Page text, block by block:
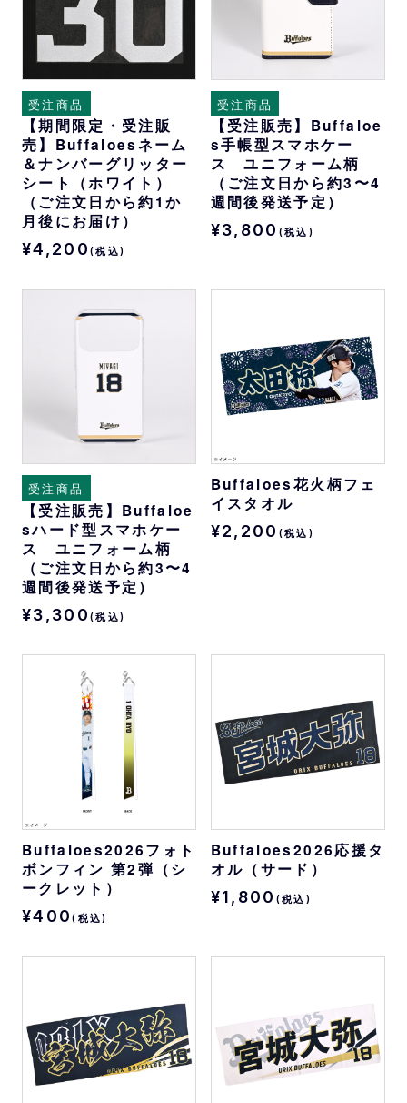
受注商品
【期間限定・受注販
売】Buffaloesネーム
＆ナンバーグリッター
シート（ホワイト）
（ご注文日から約1か
月後にお届け）
¥4,200 (税込)
受注商品
【受注販売】Buffaloe
s手帳型スマホケー
ス ユニフォーム柄
（ご注文日から約3〜4
週間後発送予定）
¥3,800 (税込)
受注商品
【受注販売】Buffaloe
sハード型スマホケー
ス ユニフォーム柄
（ご注文日から約3〜4
週間後発送予定）
¥3,300 (税込)
Buffaloes花火柄フェ
イスタオル
¥2,200 (税込)
Buffaloes2026フォト
ボンフィン 第2弾（シ
ークレット）
¥400(税込)
Buffaloes2026応援タ
オル（サード）
¥1,800 (税込)